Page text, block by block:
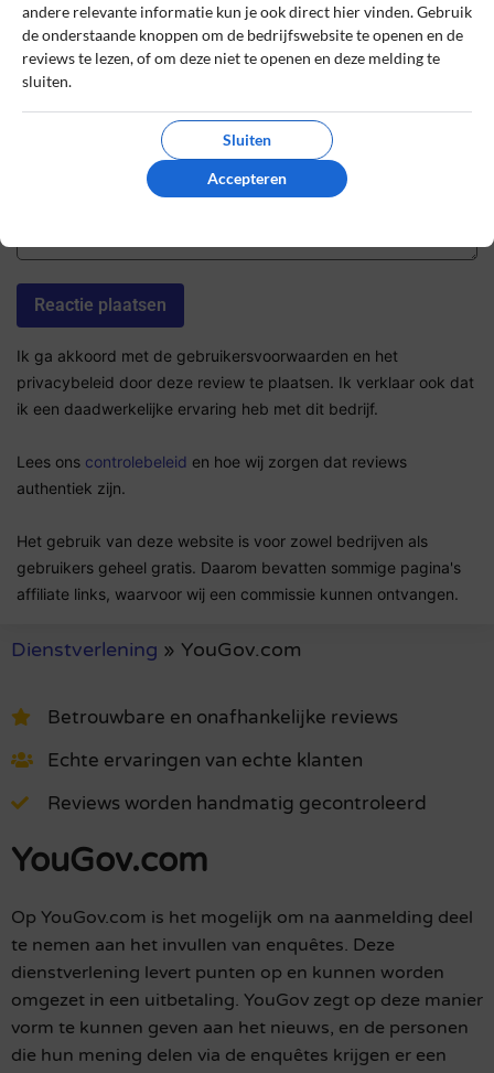
Sterrenbeoordeling *
Ik ga akkoord met de gebruikersvoorwaarden en het
privacybeleid door deze review te plaatsen. Ik verklaar ook dat
ik een daadwerkelijke ervaring heb met dit bedrijf.
Lees ons controlebeleid en hoe wij zorgen dat reviews
authentiek zijn.
Het gebruik van deze website is voor zowel bedrijven als
gebruikers geheel gratis. Daarom bevatten sommige pagina's
affiliate links, waarvoor wij een commissie kunnen ontvangen.
Dienstverlening » YouGov.com
Betrouwbare en onafhankelijke reviews
Echte ervaringen van echte klanten
Reviews worden handmatig gecontroleerd
YouGov.com
Op YouGov.com is het mogelijk om na aanmelding deel
te nemen aan het invullen van enquêtes. Deze
dienstverlening levert punten op en kunnen worden
omgezet in een uitbetaling. YouGov zegt op deze manier
vorm te kunnen geven aan het nieuws, en de personen
die hun mening delen via de enquêtes krijgen er een
andere relevante informatie kun je ook direct hier vinden. Gebruik
de onderstaande knoppen om de bedrijfswebsite te openen en de
reviews te lezen, of om deze niet te openen en deze melding te
sluiten.
Sluiten
Accepteren